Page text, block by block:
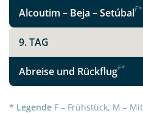
Teile diese Reise
Facebook
Instagram
Alcoutim – Beja – SetúbalF*
9. TAG
Abreise und RückflugF*
* Legende F – Frühstück, M –